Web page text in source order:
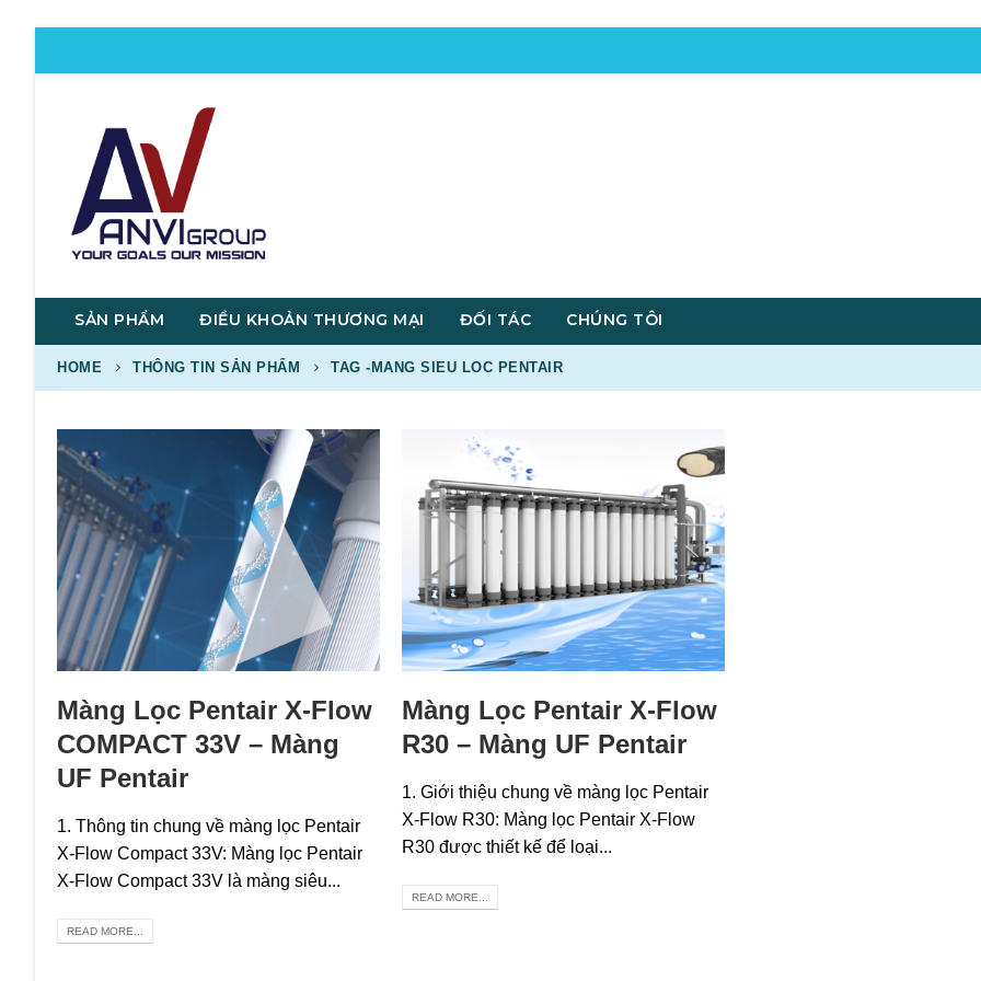
SẢN PHẨM ĐIỀU KHOẢN THƯƠNG MẠI ĐỐI TÁC CHÚNG TÔI
HOME THÔNG TIN SẢN PHẨM TAG -MANG SIEU LOC PENTAIR
Màng Lọc Pentair X-Flow
COMPACT 33V – Màng
UF Pentair
1. Thông tin chung về màng lọc Pentair
X-Flow Compact 33V: Màng lọc Pentair
X-Flow Compact 33V là màng siêu...
READ MORE...
Màng Lọc Pentair X-Flow
R30 – Màng UF Pentair
1. Giới thiệu chung về màng lọc Pentair
X-Flow R30: Màng lọc Pentair X-Flow
R30 được thiết kế để loại...
READ MORE...